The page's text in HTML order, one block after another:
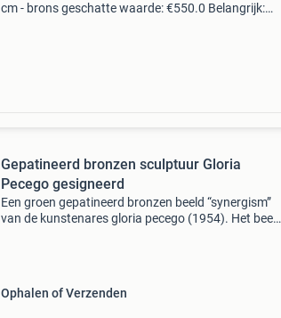
cm - brons geschatte waarde: €550.0 Belangrijk:
Gepatineerd bronzen sculptuur Gloria
Pecego gesigneerd
Een groen gepatineerd bronzen beeld “synergism”
van de kunstenares gloria pecego (1954). Het beeld
Ophalen of Verzenden